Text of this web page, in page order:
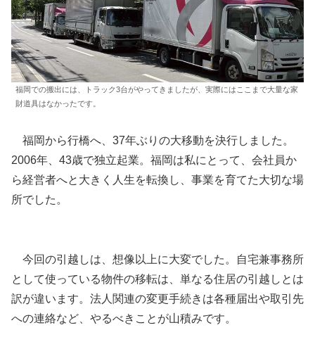
福岡での搬出には、トラック3台がやってきましたが、実際にはここまで大量な家
財道具はなかったです。
福岡から行橋へ、37年ぶりの大移動を決行しました。
2006年、43歳で独立起業。福岡は私にとって、会社員か
ら経営者へと大きく人生を転換し、事業を育てた大切な場
所でした。
今回の引越しは、想像以上に大変でした。自宅兼事務所
として使っている物件の移転は、単なる住居の引越しとは
訳が違います。法人関連の変更手続きは各種届出や取引先
への連絡など、やるべきことが山積みです。